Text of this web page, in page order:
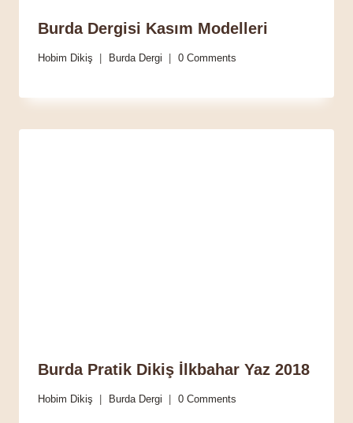
Burda Dergisi Kasım Modelleri
Hobim Dikiş Burda Dergi 0 Comments
Burda Pratik Dikiş İlkbahar Yaz 2018
Hobim Dikiş Burda Dergi 0 Comments